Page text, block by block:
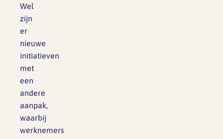
Wel
zijn
er
nieuwe
initiatieven
met
een
andere
aanpak,
waarbij
werknemers